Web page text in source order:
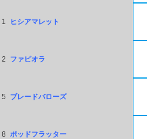
1 ヒシアマレット
2 ファピオラ
5 ブレードバローズ
8 ポッドフラッター